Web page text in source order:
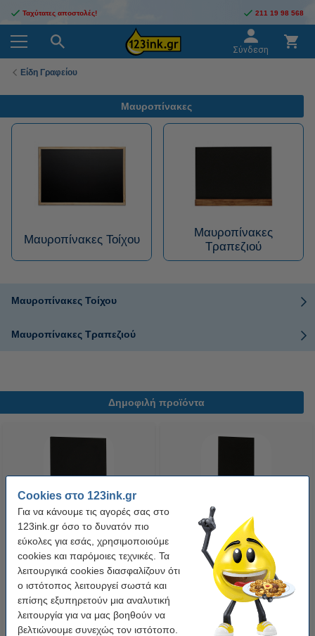
Cookies στο 123ink.gr
Για να κάνουμε τις αγορές σας στο
123ink.gr όσο το δυνατόν πιο
εύκολες για εσάς, χρησιμοποιούμε
cookies και παρόμοιες τεχνικές. Τα
λειτουργικά cookies διασφαλίζουν ότι
ο ιστότοπος λειτουργεί σωστά και
επίσης εξυπηρετούν μια αναλυτική
λειτουργία για να μας βοηθούν να
βελτιώνουμε συνεχώς τον ιστότοπο.
Ταχύτατες αποστολές! 211 19 98 568
Σύνδεση
Είδη Γραφείου
Μαυροπίνακες
Μαυροπίνακες Τοίχου
Μαυροπίνακες
Τραπεζιού
Μαυροπίνακες Τοίχου
Μαυροπίνακες Τραπεζιού
Δημοφιλή προϊόντα
Μαυροπίνακας Τραπεζιού Α4 με
οριζόντιο προσανατολισμό,
φυσικό φινίρισμα
11,95 € Συμπ. 24% ΦΠΑ
Μαυροπίνακας Τραπεζιού Α4
κάθετο, φυσικό φινίρισμα
11,95 € Συμπ. 24% ΦΠΑ